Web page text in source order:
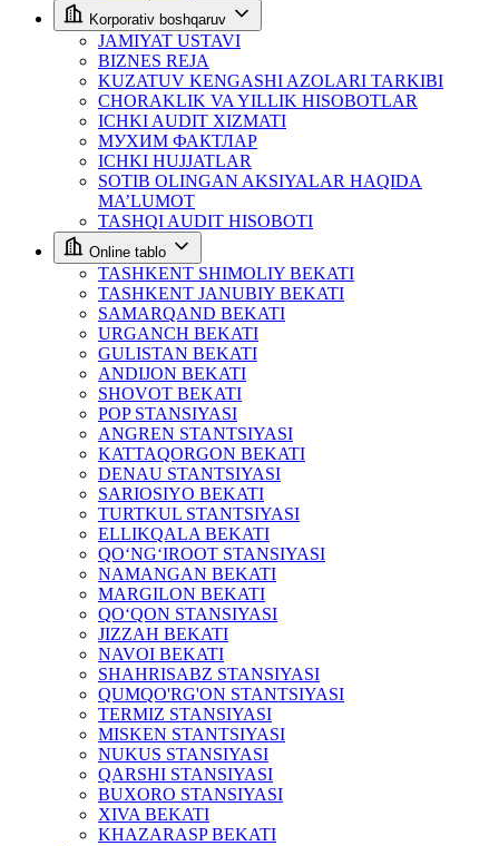
Korporativ boshqaruv
JAMIYAT USTAVI
BIZNES REJA
KUZATUV KENGASHI AZOLARI TARKIBI
CHORAKLIK VA YILLIK HISOBOTLAR
ICHKI AUDIT XIZMATI
МУХИМ ФАКТЛАР
ICHKI HUJJATLAR
SOTIB OLINGAN AKSIYALAR HAQIDA
MA’LUMOT
TASHQI AUDIT HISOBOTI
Online tablo
TASHKENT SHIMOLIY BEKATI
TASHKENT JANUBIY BEKATI
SAMARQAND BEKATI
URGANCH BEKATI
GULISTAN BEKATI
ANDIJON BEKATI
SHOVOT BEKATI
POP STANSIYASI
ANGREN STANTSIYASI
KATTAQORGON BEKATI
DENAU STANTSIYASI
SARIOSIYO BEKATI
TURTKUL STANTSIYASI
ELLIKQALA BEKATI
QO‘NG‘IROOT STANSIYASI
NAMANGAN BEKATI
MARGILON BEKATI
QO‘QON STANSIYASI
JIZZAH BEKATI
NAVOI BEKATI
SHAHRISABZ STANSIYASI
QUMQO'RG'ON STANTSIYASI
TERMIZ STANSIYASI
MISKEN STANTSIYASI
NUKUS STANSIYASI
QARSHI STANSIYASI
BUXORO STANSIYASI
XIVA BEKATI
KHAZARASP BEKATI